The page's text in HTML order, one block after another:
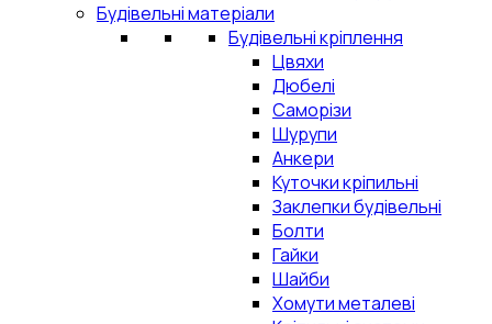
Будівельні матеріали
Будівельні кріплення
Цвяхи
Дюбелі
Саморізи
Шурупи
Анкери
Куточки кріпильні
Заклепки будівельні
Болти
Гайки
Шайби
Хомути металеві